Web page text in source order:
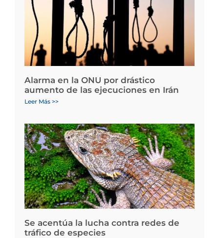
Alarma en la ONU por drástico
aumento de las ejecuciones en Irán
Leer Más >>
Se acentúa la lucha contra redes de
tráfico de especies